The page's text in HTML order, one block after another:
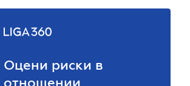
Оцени риски в
отношении